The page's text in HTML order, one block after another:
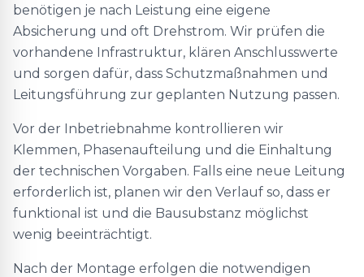
benötigen je nach Leistung eine eigene
Absicherung und oft Drehstrom. Wir prüfen die
vorhandene Infrastruktur, klären Anschlusswerte
und sorgen dafür, dass Schutzmaßnahmen und
Leitungsführung zur geplanten Nutzung passen.
Vor der Inbetriebnahme kontrollieren wir
Klemmen, Phasenaufteilung und die Einhaltung
der technischen Vorgaben. Falls eine neue Leitung
erforderlich ist, planen wir den Verlauf so, dass er
funktional ist und die Bausubstanz möglichst
wenig beeinträchtigt.
Nach der Montage erfolgen die notwendigen